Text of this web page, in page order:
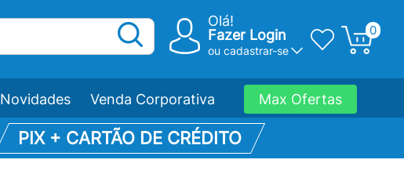
Olá!
Fazer Login
ou cadastrar-se
0
Novidades Venda Corporativa Max Ofertas
PIX + CARTÃO DE CRÉDITO